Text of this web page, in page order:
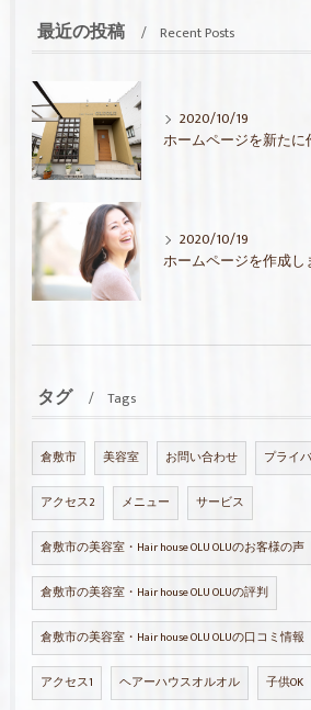
最近の投稿 Recent Posts
2020/10/19
2020/10/19
ホームページを作成し
タグ Tags
倉敷市 美容室 お問い合わせ プライ
アクセス2 メニュー サービス
倉敷市の美容室・Hair house OLU OLUのお客様の声
倉敷市の美容室・Hair house OLU OLUの評判
倉敷市の美容室・Hair house OLU OLUの口コミ情報
アクセス1 ヘアーハウスオルオル 子供OK